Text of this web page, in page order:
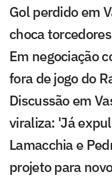
Gol perdido em
choca
Em negociação
fora de jogo do
Discussão em
viraliza: 'Já
Lamacchia e
projeto para